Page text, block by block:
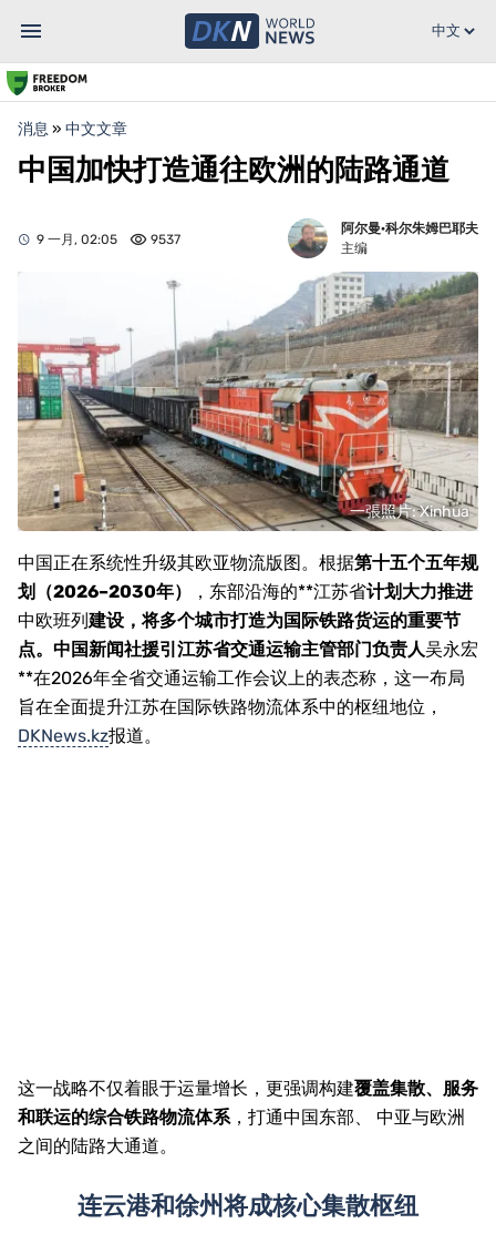
消息 » 中文文章
中国加快打造通往欧洲的陆路通道
9 一月, 02:05 9537
阿尔曼·科尔朱姆巴耶夫
主编
一張照片: Xinhua
中国正在系统性升级其欧亚物流版图。根据第十五个五年规
划（2026–2030年）
，东部沿海的**江苏省计划大力推进
中欧班列建设，将多个城市打造为国际铁路货运的重要节
点。中国新闻社援引江苏省交通运输主管部门负责人吴永宏
**在2026年全省交通运输工作会议上的表态称，这一布局
旨在全面提升江苏在国际铁路物流体系中的枢纽地位，
DKNews.kz报道。
这一战略不仅着眼于运量增长，更强调构建覆盖集散、服务
和联运的综合铁路物流体系，打通中国东部、 中亚与欧洲
之间的陆路大通道。
连云港和徐州将成核心集散枢纽